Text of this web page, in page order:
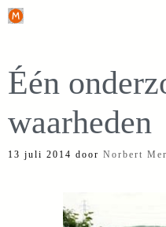
Ga
inhoud
Één
waarheden
13 juli 2014 door Norbert